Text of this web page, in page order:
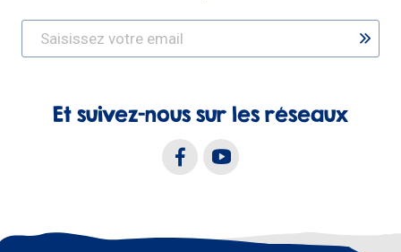
Et suivez-nous sur les réseaux